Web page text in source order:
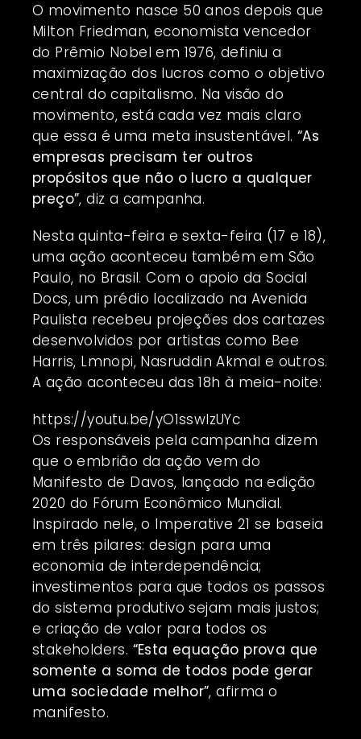
O movimento nasce 50 anos depois que
Milton Friedman, economista vencedor
do Prêmio Nobel em 1976, definiu a
maximização dos lucros como o objetivo
central do capitalismo. Na visão do
movimento, está cada vez mais claro
que essa é uma meta insustentável. “As
empresas precisam ter outros
propósitos que não o lucro a qualquer
preço”, diz a campanha.
Nesta quinta-feira e sexta-feira (17 e 18),
uma ação aconteceu também em São
Paulo, no Brasil. Com o apoio da Social
Docs, um prédio localizado na Avenida
Paulista recebeu projeções dos cartazes
desenvolvidos por artistas como Bee
Harris, Lmnopi, Nasruddin Akmal e outros.
A ação aconteceu das 18h à meia-noite:
https://youtu.be/yO1sswIzUYc
Os responsáveis pelacampanha dizem
que o embrião da ação vem do
Manifesto de Davos, lançado na edição
2020 do Fórum Econômico Mundial.
Inspirado nele, o Imperative 21 se baseia
em três pilares: design para uma
economia de interdependência;
investimentos para que todos os passos
do sistema produtivo sejam mais justos;
e criação de valor para todos os
stakeholders. “Esta equação prova que
somente a soma de todos pode gerar
uma sociedade melhor”, afirma o
manifesto.